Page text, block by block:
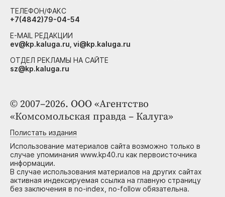
© 2007–2026. ООО «Агентство
«Комсомольская правда – Калуга»
Полистать издания
Использование материалов сайта возможно только в
случае упоминания www.kp40.ru как первоисточника
информации.
В случае использования материалов на других сайтах
активная индексируемая ссылка на главную страницу
без заключения в no-index, no-follow обязательна.
ТЕЛЕФОН/ФАКС
+7(4842)79-04-54
E-MAIL РЕДАКЦИИ
ev@kp.kaluga.ru, vi@kp.kaluga.ru
ОТДЕЛ РЕКЛАМЫ НА САЙТЕ
sz@kp.kaluga.ru